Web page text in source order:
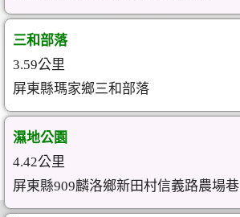
三和部落
3.59公里
屏東縣瑪家鄉三和部落
濕地公園
4.42公里
屏東縣909麟洛鄉新田村信義路農場巷